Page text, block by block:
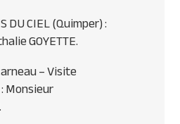
DUCIEL(Quimper) :
GOYETTE.
– Visite
: Monsieur
.